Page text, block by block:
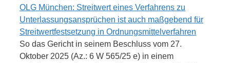
OLG München: Streitwert eines Verfahrens zu
Unterlassungsansprüchen ist auch maßgebend für
Streitwertfestsetzung in Ordnungsmittelverfahren
So das Gericht in seinem Beschluss vom 27.
Oktober 2025 (Az.: 6 W 565/25 e) in einem